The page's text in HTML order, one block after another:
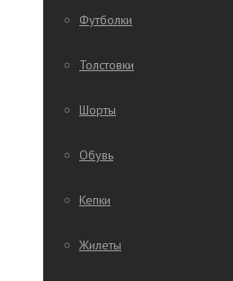
Футболки
Толстовки
Шорты
Обувь
Кепки
Жилеты